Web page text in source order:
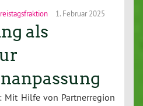
1. Februar 2025
als
Mit Hilfe von Part­ner­re­gi­on